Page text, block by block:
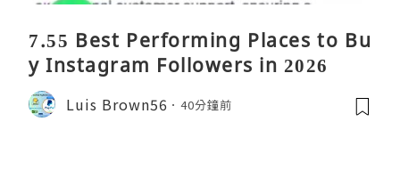
7.55 Best Performing Places to Bu
y Instagram Followers in 2026
Luis Brown56 40分鐘前